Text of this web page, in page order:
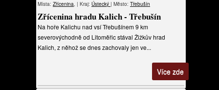
Místa: Zřícenina, | Kraj: Ústecký | Město: Třebušín
Zřícenina hradu Kalich - Třebušín
Na hoře Kalichu nad vsí Třebušínem 9 km
severovýchodně od Litoměřic stával Žižkův hrad
Kalich, z něhož se dnes zachovaly jen ve...
Více zde